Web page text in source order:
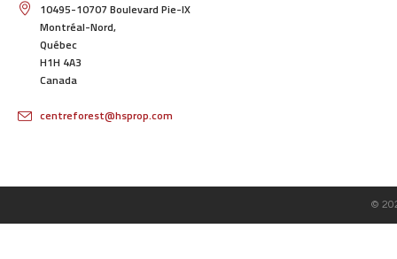
10495-10707 Boulevard Pie-IX
Montréal-Nord,
Québec
H1H 4A3
Canada
centreforest@hsprop.com
©